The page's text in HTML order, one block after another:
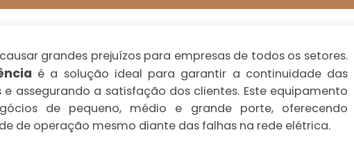
grandes prejuízos para empresas de todos os setores.
é a solução ideal para garantir a continuidade das
assegurando a satisfação dos clientes. Este equipamento
de pequeno, médio e grande porte, oferecendo
de operação mesmo diante das falhas na rede elétrica.